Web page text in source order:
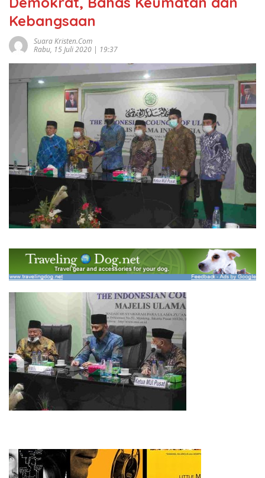
Kebangsaan
Suara Kristen.com
Rabu, 15 Juli 2020 | 19:37